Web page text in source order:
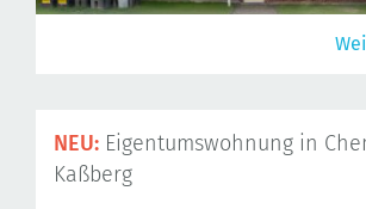
NEU: Eigentumswohnung in
Kaßberg